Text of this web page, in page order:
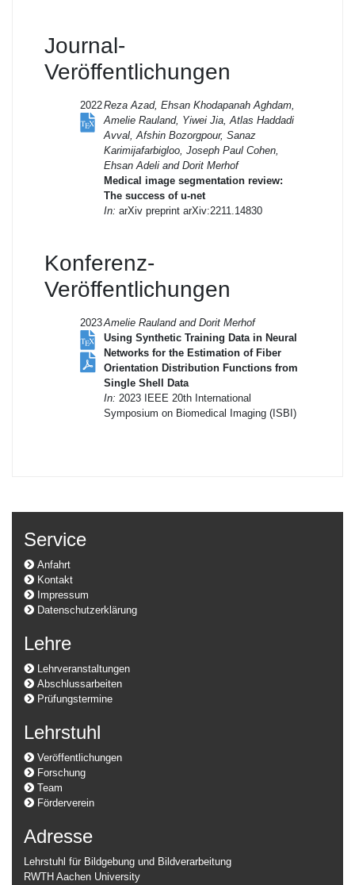
Journal-
Veröffentlichungen
2022Reza Azad, Ehsan Khodapanah Aghdam,
Amelie Rauland, Yiwei Jia, Atlas Haddadi
Avval, Afshin Bozorgpour, Sanaz
Karimijafarbigloo, Joseph Paul Cohen,
Ehsan Adeli and Dorit Merhof
Medical image segmentation review:
The success of u-net
In: arXiv preprint arXiv:2211.14830
Konferenz-
Veröffentlichungen
2023Amelie Rauland and Dorit Merhof
Using Synthetic Training Data in Neural
Networks for the Estimation of Fiber
Orientation Distribution Functions from
Single Shell Data
In: 2023 IEEE 20th International
Symposium on Biomedical Imaging (ISBI)
Service
Anfahrt
Kontakt
Impressum
Datenschutzerklärung
Lehre
Lehrveranstaltungen
Abschlussarbeiten
Prüfungstermine
Lehrstuhl
Veröffentlichungen
Forschung
Team
Förderverein
Adresse
Lehrstuhl für Bildgebung und Bildverarbeitung
RWTH Aachen University